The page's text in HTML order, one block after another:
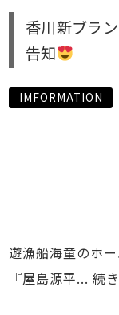
香川新ブラ
告知
IMFORMATION
遊漁船海童のホ
『屋島源平...続